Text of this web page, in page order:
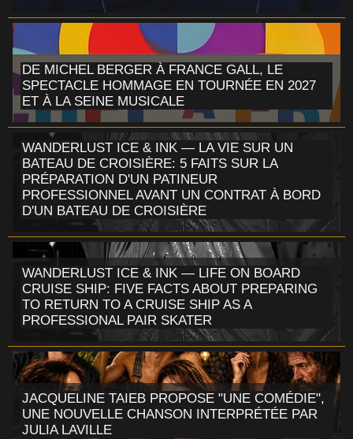
DE MICHEL BERGER À FRANCE GALL, LE
SPECTACLE HOMMAGE EN TOURNÉE EN 2027
ET À LA SEINE MUSICALE
WANDERLUST ICE & INK — LA VIE SUR UN
BATEAU DE CROISIÈRE: 5 FAITS SUR LA
PRÉPARATION D'UN PATINEUR
PROFESSIONNEL AVANT UN CONTRAT À BORD
D'UN BATEAU DE CROISIÈRE
WANDERLUST ICE & INK — LIFE ON BOARD
CRUISE SHIP: FIVE FACTS ABOUT PREPARING
TO RETURN TO A CRUISE SHIP AS A
PROFESSIONAL PAIR SKATER
JACQUELINE TAIEB PROPOSE "UNE COMÉDIE",
UNE NOUVELLE CHANSON INTERPRÉTÉE PAR
JULIA LAVILLE